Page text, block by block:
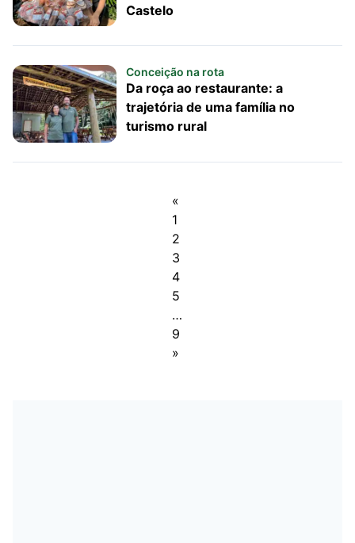
Castelo
Conceição na rota
Da roça ao restaurante: a
trajetória de uma família no
turismo rural
«
1
2
3
4
5
…
9
»